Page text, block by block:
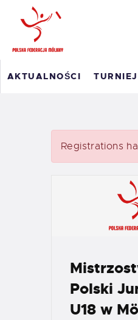
AKTUALNOŚCI
POLSKI
MASTERS
WYNIKI
O PFM
Registrations
Polski
U18 w